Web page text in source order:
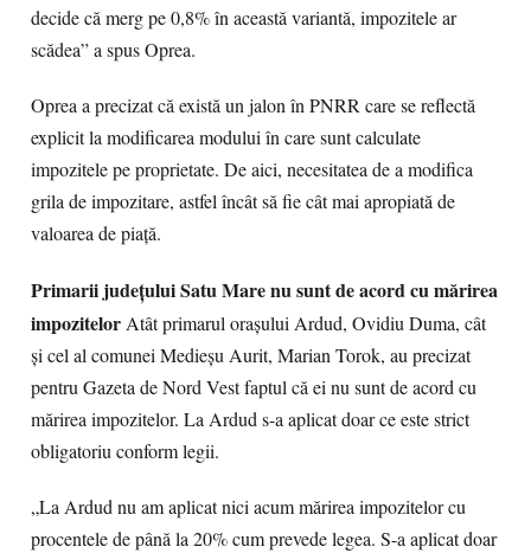
decide că merg pe 0,8% în această variantă, impozitele ar
scădea” a spus Oprea.
Oprea a precizat că există un jalon în PNRR care se reflectă
explicit la modificarea modului în care sunt calculate
impozitele pe proprietate. De aici, necesitatea de a modifica
grila de impozitare, astfel încât să fie cât mai apropiată de
valoarea de piață.
Primarii județului Satu Mare nu sunt de acord cu mărirea
impozitelorAtât primarul orașului Ardud, Ovidiu Duma, cât
și cel al comunei Medieșu Aurit, Marian Torok, au precizat
pentru Gazeta de Nord Vest faptul că ei nu sunt de acord cu
mărirea impozitelor. La Ardud s-a aplicat doar ce este strict
obligatoriu conform legii.
„La Ardud nu am aplicat nici acum mărirea impozitelor cu
procentele de până la 20% cum prevede legea. S-a aplicat doar